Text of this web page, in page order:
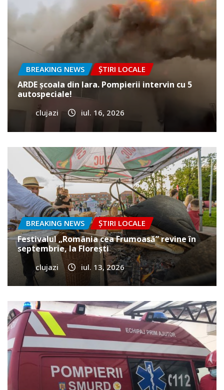
BREAKING NEWS ȘTIRI LOCALE
ARDE școala din Iara. Pompierii intervin cu 5
autospeciale!
clujazi iul. 16, 2026
BREAKING NEWS ȘTIRI LOCALE
Festivalul „România cea Frumoasă” revine în
septembrie, la Florești
clujazi iul. 13, 2026